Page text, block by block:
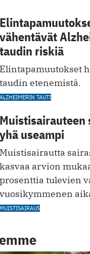
vähentävät
taudin riskiä
Elintapamuutokset
taudin etenemistä.
ALZHEIMERIN TAUTI
Muistisairauteen
yhä useampi
Muistisairautta
kasvaa arvion
prosenttia tulevien
vuosikymmenen
MUISTISAIRAUS